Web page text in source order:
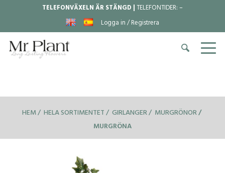
TELEFONVÄXELN ÄR STÄNGD |TELEFONTIDER:–
Logga in / Registrera
HEM HELA SORTIMENTET GIRLANGER MURGRÖNOR
MURGRÖNA